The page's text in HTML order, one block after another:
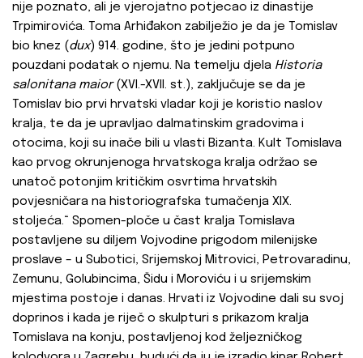
nije poznato, ali je vjerojatno potjecao iz dinastije
Trpimirovića. Toma Arhiđakon zabilježio je da je Tomislav
bio knez (dux) 914. godine, što je jedini potpuno
pouzdani podatak o njemu. Na temelju djela Historia
salonitana maior(XVI.-XVII. st.), zaključuje se da je
Tomislav bio prvi hrvatski vladar koji je koristio naslov
kralja, te da je upravljao dalmatinskim gradovima i
otocima, koji su inače bili u vlasti Bizanta. Kult Tomislava
kao prvog okrunjenoga hrvatskoga kralja održao se
unatoč potonjim kritičkim osvrtima hrvatskih
povjesničara na historiografska tumačenja XIX.
stoljeća.“ Spomen-ploče u čast kralja Tomislava
postavljene su diljem Vojvodine prigodom milenijske
proslave – u Subotici, Srijemskoj Mitrovici, Petrovaradinu,
Zemunu, Golubincima, Šidu i Moroviću i u srijemskim
mjestima postoje i danas. Hrvati iz Vojvodine dali su svoj
doprinos i kada je riječ o skulpturi s prikazom kralja
Tomislava na konju, postavljenoj kod željezničkog